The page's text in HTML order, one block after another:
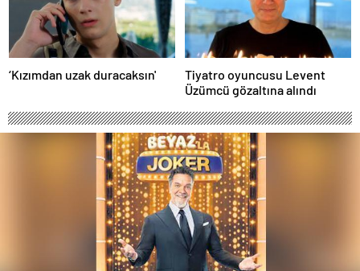
‘Kızımdan uzak duracaksın'
Tiyatro oyuncusu Levent
Üzümcü gözaltına alındı